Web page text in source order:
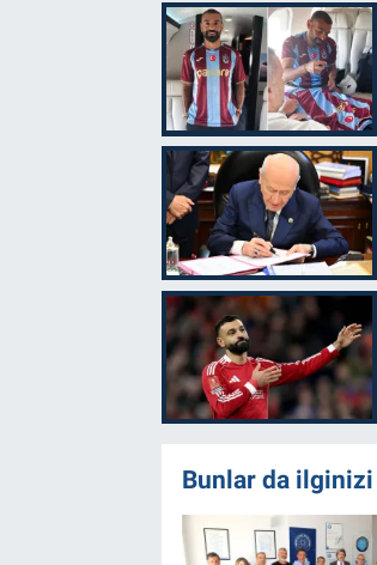
Bunlar da